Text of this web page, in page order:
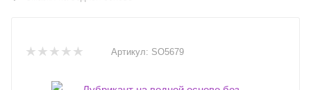
Артикул: SO5679